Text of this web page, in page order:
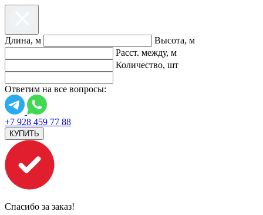
Длина, м
Высота, м
Расст. между, м
Количество, шт
Ответим на все вопросы:
+7 928 459 77 88
КУПИТЬ
Спасибо за заказ!